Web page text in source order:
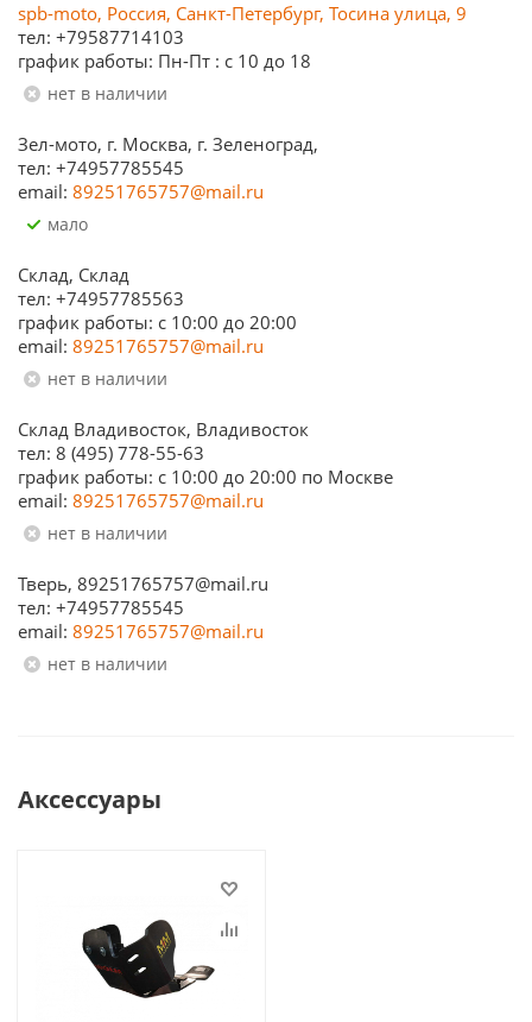
spb-moto, Россия, Санкт-Петербург, Тосина улица, 9
тел: +79587714103
график работы: Пн-Пт : с 10 до 18
Нет в наличии
Зел-мото, г. Москва, г. Зеленоград,
тел: +74957785545
email: 89251765757@mail.ru
Мало
Склад, Склад
тел: +74957785563
график работы: c 10:00 до 20:00
email: 89251765757@mail.ru
Нет в наличии
Склад Владивосток, Владивосток
тел: 8 (495) 778-55-63
график работы: с 10:00 до 20:00 по Москве
email: 89251765757@mail.ru
Нет в наличии
Тверь, 89251765757@mail.ru
тел: +74957785545
email: 89251765757@mail.ru
Нет в наличии
Аксессуары